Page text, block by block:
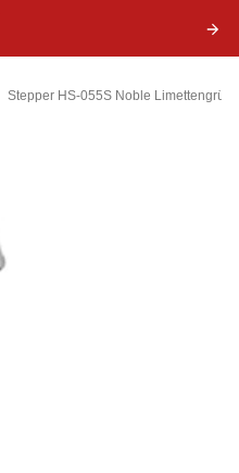
Stepper HS-055S Noble Limettengrün